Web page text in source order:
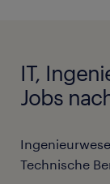
IT,
Jobs
Technische